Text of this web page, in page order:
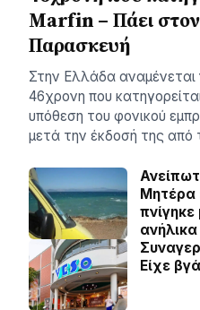
Marfin – Πάει
Παρασκευή
Στην Ελλάδα αναμένεται
46χρονη που
υπόθεση του φονικού
μετά την έκδοσή της από
Μητέρα
Είχε